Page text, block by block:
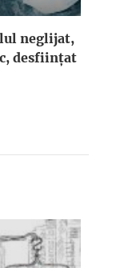
neglijat,
desfiinţat